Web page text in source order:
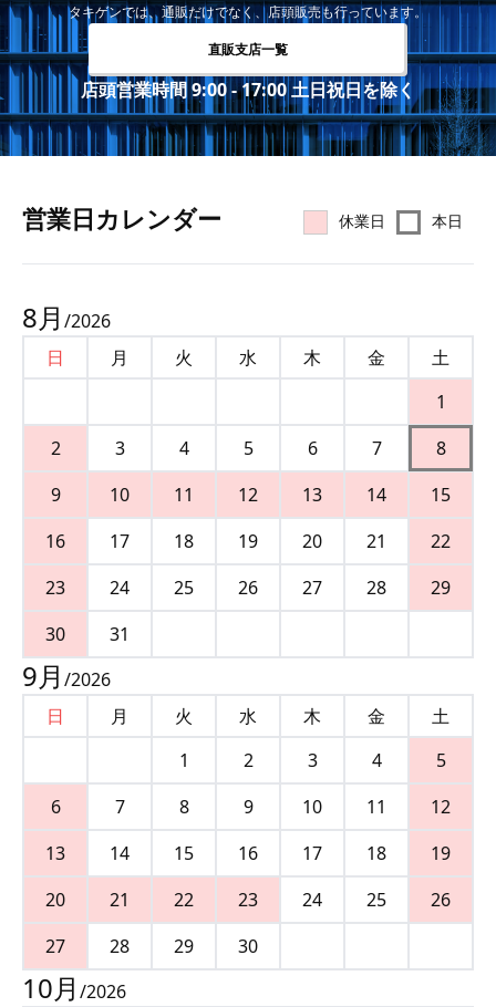
タキゲンでは、通販だけでなく、店頭販売も行っています。
直販支店一覧
店頭営業時間 9:00 - 17:00 土日祝日を除く
営業⽇カレンダー 休業日 本日
8月 /2026
日
月 火 水 木 金
土
1
2
3 4 5 6 7
8
9
10 11 12 13 14
15
16
17 18 19 20 21
22
23
24 25 26 27 28
29
30
31
9月 /2026
日
月 火 水 木 金
土
1
2 3 4
5
6
7 8 9 10 11
12
13
14 15 16 17 18
19
20
21 22 23 24 25
26
27
28 29 30
10月 /2026